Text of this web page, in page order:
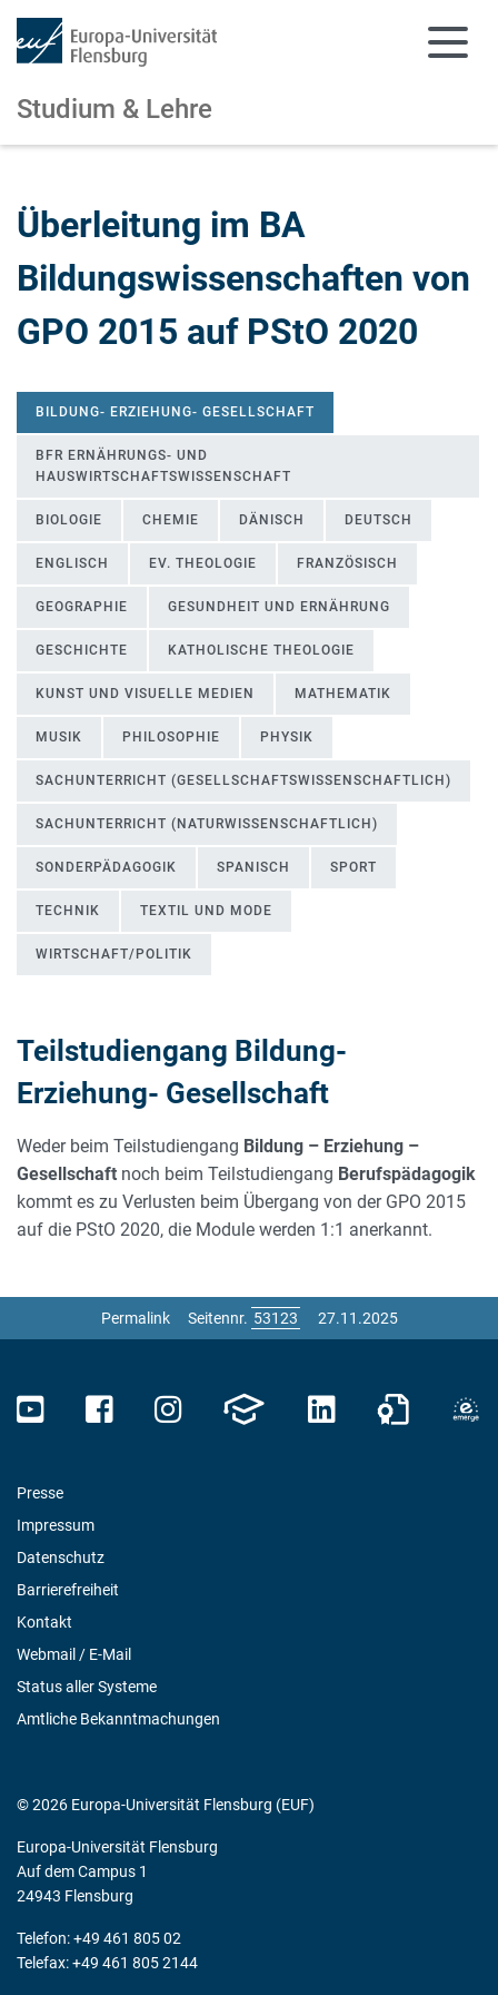
Studium & Lehre
Überleitung im BA
Bildungswissenschaften von
GPO 2015 auf PStO 2020
BILDUNG- ERZIEHUNG- GESELLSCHAFT
BFR ERNÄHRUNGS- UND
HAUSWIRTSCHAFTSWISSENSCHAFT
BIOLOGIE CHEMIE DÄNISCH DEUTSCH
ENGLISCH EV. THEOLOGIE FRANZÖSISCH
GEOGRAPHIE GESUNDHEIT UND ERNÄHRUNG
GESCHICHTE KATHOLISCHE THEOLOGIE
KUNST UND VISUELLE MEDIEN MATHEMATIK
MUSIK PHILOSOPHIE PHYSIK
SACHUNTERRICHT (GESELLSCHAFTSWISSENSCHAFTLICH)
SACHUNTERRICHT (NATURWISSENSCHAFTLICH)
SONDERPÄDAGOGIK SPANISCH SPORT
TECHNIK TEXTIL UND MODE
WIRTSCHAFT/POLITIK
BILDUNG- ERZIEHUNG- GESELLSCHAFT
Teilstudiengang Bildung-
Erziehung- Gesellschaft
Weder beim Teilstudiengang Bildung – Erziehung –
Gesellschaft noch beim Teilstudiengang Berufspädagogik
kommt es zu Verlusten beim Übergang von der GPO 2015
auf die PStO 2020, die Module werden 1:1 anerkannt.
Permalink Seitennr. 27.11.2025
Presse
Impressum
Datenschutz
Barrierefreiheit
Kontakt
Webmail / E-Mail
Status aller Systeme
Amtliche Bekanntmachungen
© 2026 Europa-Universität Flensburg (EUF)
Europa-Universität Flensburg
Auf dem Campus 1
24943 Flensburg
Telefon: +49 461 805 02
Telefax: +49 461 805 2144